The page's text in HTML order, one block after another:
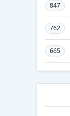
847
762
665